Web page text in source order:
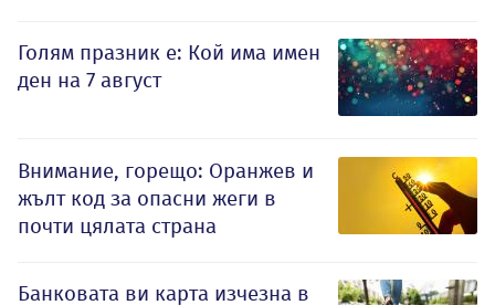
Голям празник е: Кой има имен
ден на 7 август
Внимание, горещо: Оранжев и
жълт код за опасни жеги в
почти цялата страна
Банковата ви карта изчезна в